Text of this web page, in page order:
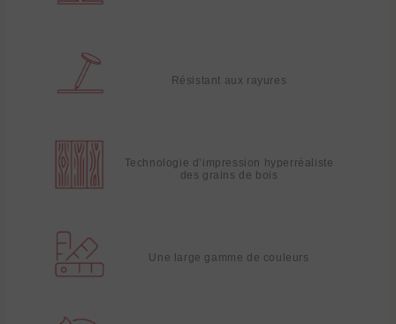
Résistant aux rayures
Technologie d’impression hyperréaliste
des grains de bois
Une large gamme de couleurs